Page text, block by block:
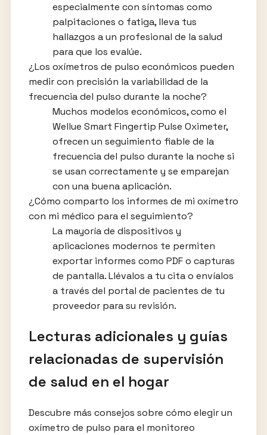
especialmente con síntomas como
palpitaciones o fatiga, lleva tus
hallazgos a un profesional de la salud
para que los evalúe.
¿Los oxímetros de pulso económicos pueden
medir con precisión la variabilidad de la
frecuencia del pulso durante la noche?
Muchos modelos económicos, como el
Wellue Smart Fingertip Pulse Oximeter,
ofrecen un seguimiento fiable de la
frecuencia del pulso durante la noche si
se usan correctamente y se emparejan
con una buena aplicación.
¿Cómo comparto los informes de mi oxímetro
con mi médico para el seguimiento?
La mayoría de dispositivos y
aplicaciones modernos te permiten
exportar informes como PDF o capturas
de pantalla. Llévalos a tu cita o envíalos
a través del portal de pacientes de tu
proveedor para su revisión.
Lecturas adicionales y guías
relacionadas de supervisión
de salud en el hogar
Descubre más consejos sobre cómo elegir un
oxímetro de pulso para el monitoreo